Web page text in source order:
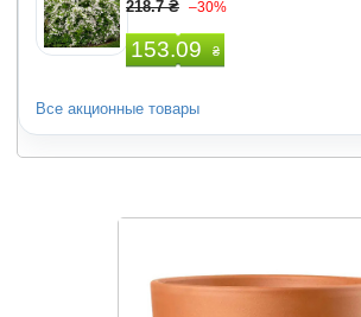
218.7 ₴ –30%
153.09 ₴
Все акционные товары